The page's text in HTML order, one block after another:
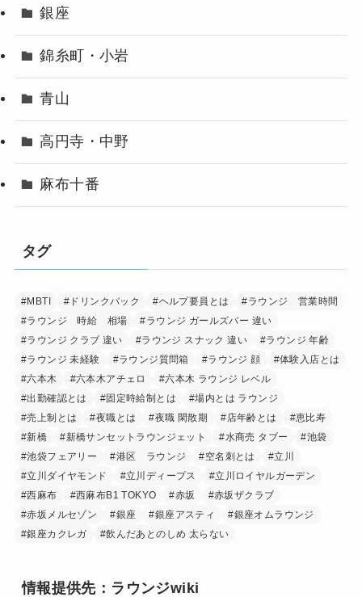
銀座
錦糸町・小岩
青山
高円寺・中野
麻布十番
タグ
#MBTI #ドリンクバック #ヘルプ要員とは
#ラウンジ 営業時間
#ラウンジ 時給 相場
#ラウンジ ガールズバー 違い
#ラウンジ クラブ 違い
#ラウンジ スナック 違い
#ラウンジ 年齢
#ラウンジ 未経験
#ラウンジ質問箱 #ラウンジ 顔
#体験入店とは
#六本木
#六本木アチェロ
#六本木 ラウンジ レベル
#出勤確認とは
#固定時給制とは
#場内とは ラウンジ
#売上制とは
#夜職とは #夜職 閑散期 #店年齢とは
#恵比寿
#新橋
#新橋サンセットラウンジェット #水商売 タブー
#池袋
#池袋フェアリー
#港区 ラウンジ #空名刺とは
#立川
#立川ダイヤモンド
#立川ディープス
#立川ロイヤルガーデン
#西麻布
#西麻布B1 TOKYO #赤坂
#赤坂ザクラブ
#赤坂メルセゾン
#銀座 #銀座アスティ
#銀座オムラウンジ
#銀座カクレガ
#飲んだあとのしめ 太らない
情報提供先：ラウンジwiki